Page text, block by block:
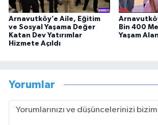
Arnavutköy’e Aile, Eğitim
ve Sosyal Yaşama Değer
Katan Dev Yatırımlar
Hizmete Açıldı
Bin 400
Yaşam
Yorumlar